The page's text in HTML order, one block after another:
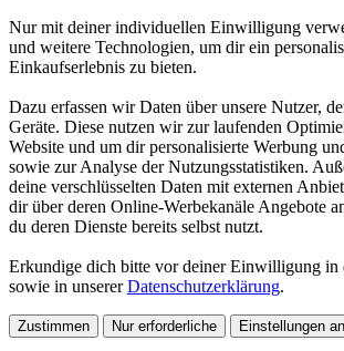
Nur mit deiner individuellen Einwilligung
und weitere Technologien, um dir ein
Einkaufserlebnis zu bieten.
Dazu erfassen wir Daten über unsere Nutzer,
Geräte. Diese nutzen wir zur laufenden
Website und um dir personalisierte Werbung
sowie zur Analyse der Nutzungsstatistiken.
deine verschlüsselten Daten mit externen
dir über deren Online-Werbekanäle Angebote
du deren Dienste bereits selbst nutzt.
Erkundige dich bitte vor deiner Einwilligung in
sowie in unsererDatenschutzerklärung.
Zustimmen Nur erforderliche Einstellungen